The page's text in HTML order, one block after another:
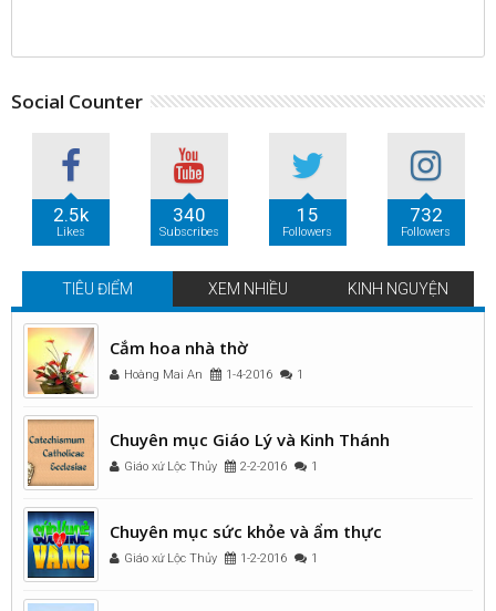
Social Counter
2.5k
Likes
340
Subscribes
15
Followers
732
Followers
TIÊU ĐIỂM XEM NHIỀU KINH NGUYỆN
Cắm hoa nhà thờ
Hoàng Mai An 1-4-2016 1
Chuyên mục Giáo Lý và Kinh Thánh
Giáo xứ Lộc Thủy 2-2-2016 1
Chuyên mục sức khỏe và ẩm thực
Giáo xứ Lộc Thủy 1-2-2016 1